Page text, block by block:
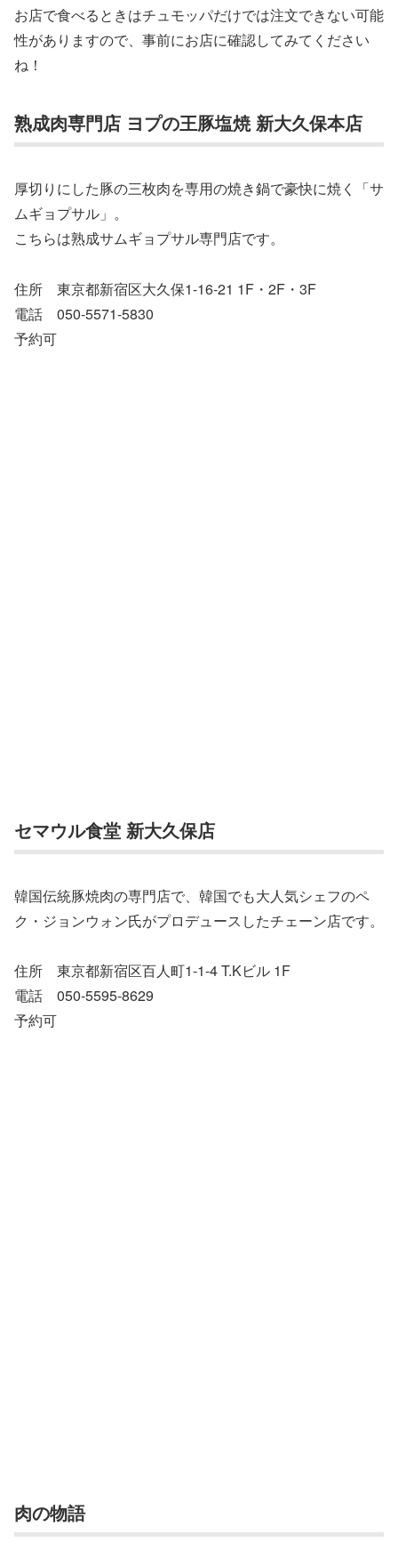
お店で食べるときはチュモッパだけでは注文できない可能
性がありますので、事前にお店に確認してみてください
ね！
熟成肉専門店 ヨプの王豚塩焼 新大久保本店
厚切りにした豚の三枚肉を専用の焼き鍋で豪快に焼く「サ
ムギョプサル」。
こちらは熟成サムギョプサル専門店です。
住所 東京都新宿区大久保1-16-21 1F・2F・3F
電話 050-5571-5830
予約可
セマウル食堂 新大久保店
韓国伝統豚焼肉の専門店で、韓国でも大人気シェフのペ
ク・ジョンウォン氏がプロデュースしたチェーン店です。
住所 東京都新宿区百人町1-1-4 T.Kビル 1F
電話 050-5595-8629
予約可
肉の物語